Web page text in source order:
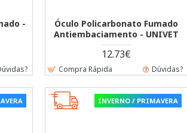
-
Óculo Policarbonato Fumado
Antiembaciamento - UNIVET
12.73€
Compra Rápida Dúvidas?
INVERNO / PRIMAVERA